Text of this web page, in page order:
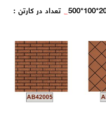
_تعداد در کارتن :